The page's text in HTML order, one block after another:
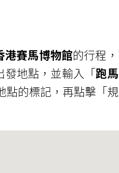
港賽馬博物館的行程
發地點，並輸入「跑
的標記，再點擊「